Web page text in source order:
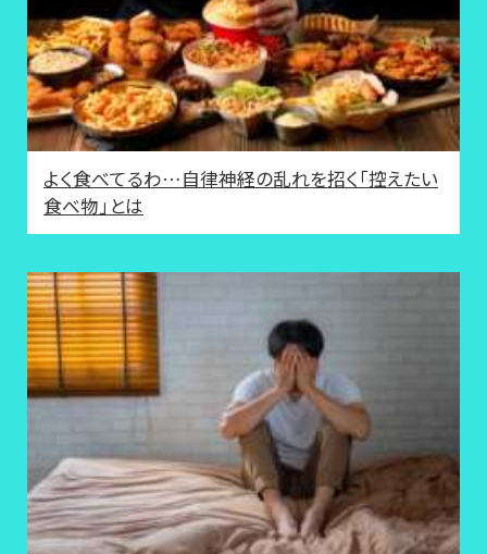
よく食べてるわ…自律神経の乱れを招く「控えたい
食べ物」とは